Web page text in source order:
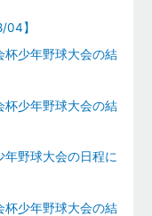
】
杯少年野球大会の結
杯少年野球大会の結
野球大会の日程に
杯少年野球大会の結